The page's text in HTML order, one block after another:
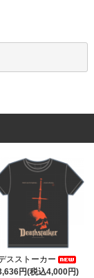
スストーカー
円(税込4,000円)